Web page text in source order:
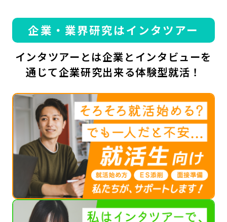
企業・業界研究はインタツアー
インタツアーとは企業とインタビューを
通じて企業研究出来る体験型就活！